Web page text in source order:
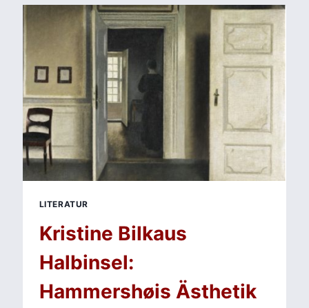
ELMIGER
–
VIELSTIMMIGE
PROSA
MIT
SOGWIRKUNG
LITERATUR
Kristine Bilkaus
Halbinsel:
Hammershøis Ästhetik